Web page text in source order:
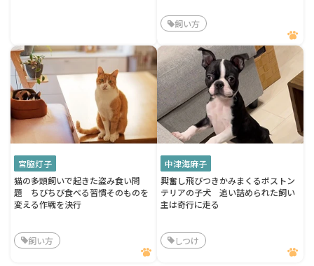
飼い方
宮脇灯子
猫の多頭飼いで起きた盗み食い問
題 ちびちび食べる習慣そのものを
変える作戦を決行
飼い方
中津海麻子
興奮し飛びつきかみまくるボストン
テリアの子犬 追い詰められた飼い
主は奇行に走る
しつけ